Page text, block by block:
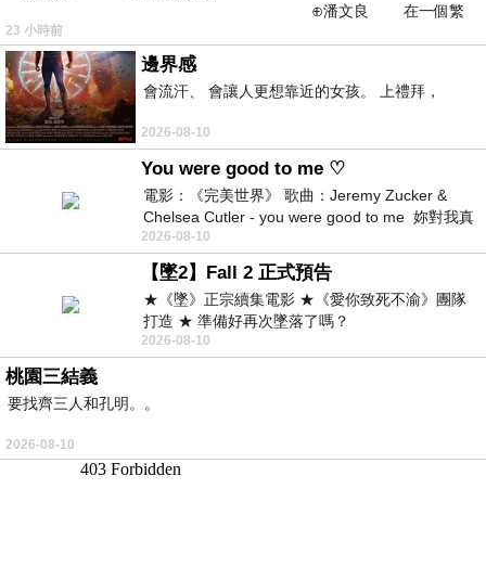
⊕潘文良 在一個繁
華的商業街上，有兩家傳統
23 小時前
邊界感
會流汗、 會讓人更想靠近的女孩。 上禮拜，
2026-08-10
You were good to me ♡
電影：《完美世界》 歌曲：Jeremy Zucker &
Chelsea Cutler - you were good to me 妳對我真
好 因
2026-08-10
【墜2】Fall 2 正式預告
★《墜》正宗續集電影 ★《愛你致死不渝》團隊
打造 ★ 準備好再次墜落了嗎？
2026-08-10
桃園三結義
要找齊三人和孔明。。
2026-08-10